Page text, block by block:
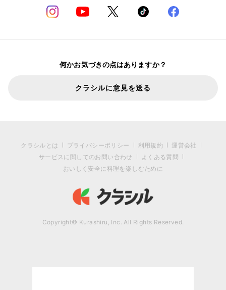
何かお気づきの点はありますか？
クラシルに意見を送る
クラシルとは プライバシーポリシー 利用規約
運営会社
サービスに関してのお問い合わせ
よくある質問
おいしく安全に料理を楽しむために
Copyright© Kurashiru, Inc. All Rights Reserved.